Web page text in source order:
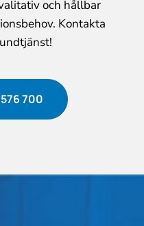
och hållbar
Kontakta
700